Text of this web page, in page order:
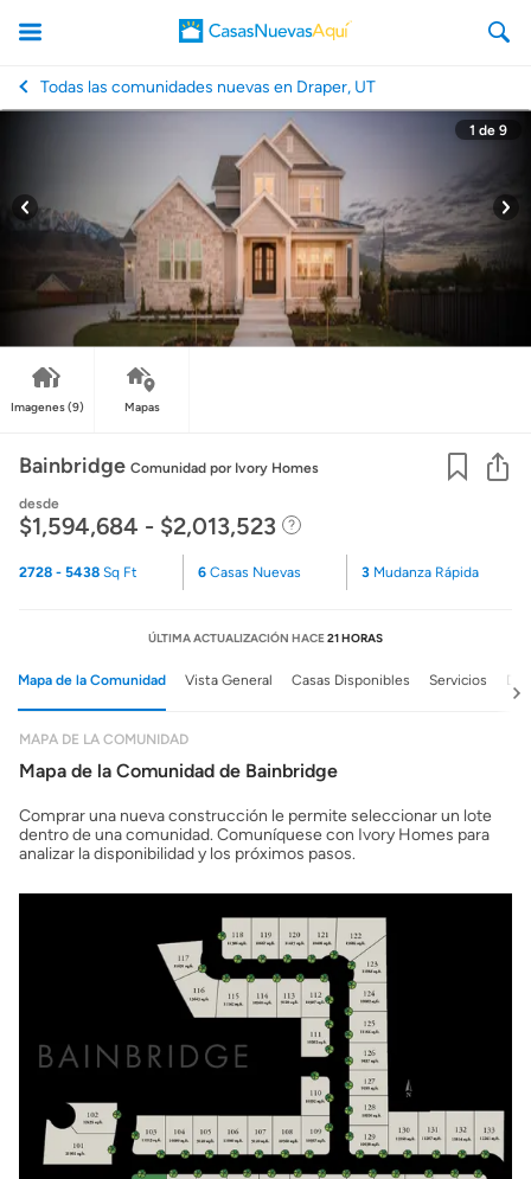
CasasNuevasAqui
Todas las comunidades nuevas en Draper, UT
1 de 9
Imagenes(9) Mapas
Bainbridge Comunidad por Ivory Homes
desde
$1,594,684 - $2,013,523
2728 - 5438 Sq Ft 6Casas Nuevas 3 Mudanza Rápida
ÚLTIMA ACTUALIZACIÓN HACE21 HORAS
Mapa de la Comunidad Vista General Casas Disponibles Servicios
MAPA DE LA COMUNIDAD
Mapa de la Comunidad de Bainbridge
Comprar una nueva construcción le permite seleccionar un lote
dentro de una comunidad. Comuníquese con Ivory Homes para
analizar la disponibilidad y los próximos pasos.